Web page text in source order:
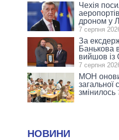
Чехія
дроном у
7 серпня
За
Банькова
вийшов із
7 серпня
МОН
загальної
змінилось
НОВИНИ